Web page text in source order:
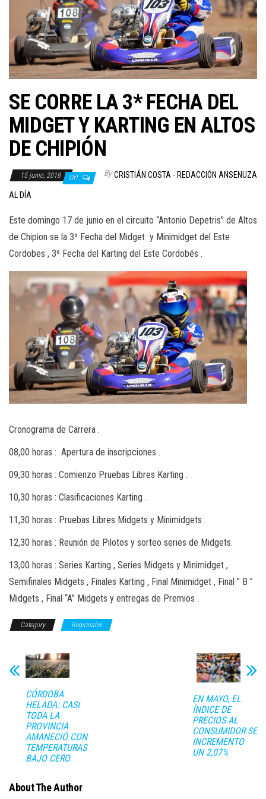
SE CORRE LA 3* FECHA DEL
MIDGET Y KARTING EN ALTOS
DE CHIPIÓN
15 junio, 2018 Off By CRISTIÁN COSTA - REDACCIÓN ANSENUZA
AL DÍA
Este domingo 17 de junio en el circuito “Antonio Depetris” de Altos
de Chipion se la 3º Fecha del Midget y Minimidget del Este
Cordobes , 3º Fecha del Karting del Este Cordobés .
Cronograma de Carrera .
08,00 horas : Apertura de inscripciones .
09,30 horas : Comienzo Pruebas Libres Karting .
10,30 horas : Clasificaciones Karting .
11,30 horas : Pruebas Libres Midgets y Minimidgets .
12,30 horas : Reunión de Pilotos y sorteo series de Midgets.
13,00 horas : Series Karting , Series Midgets y Minimidget ,
Semifinales Midgets , Finales Karting , Final Minimidget , Final ” B ”
Midgets , Final “A” Midgets y entregas de Premios .
Category Regiónales
CÓRDOBA
HELADA: CASI
TODA LA
PROVINCIA
AMANECIÓ CON
TEMPERATURAS
BAJO CERO
EN MAYO, EL
ÍNDICE DE
PRECIOS AL
CONSUMIDOR SE
INCREMENTO
UN 2,07%
About The Author